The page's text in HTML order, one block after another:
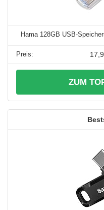
Hama 128GB USB-
ZUM